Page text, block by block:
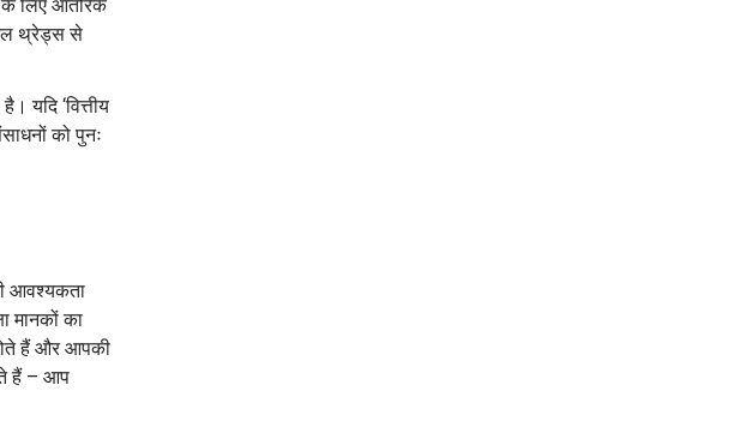
के लिए आंतरिक
थ्रेड्स से
यदि ‘वित्तीय
को पुनः
आवश्यकता
मानकों का
हैं और आपकी
हैं – आप